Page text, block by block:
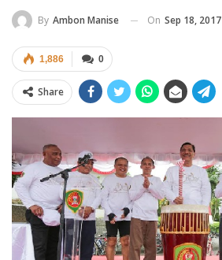
By Ambon Manise On Sep 18, 2017
0
1,886
Share